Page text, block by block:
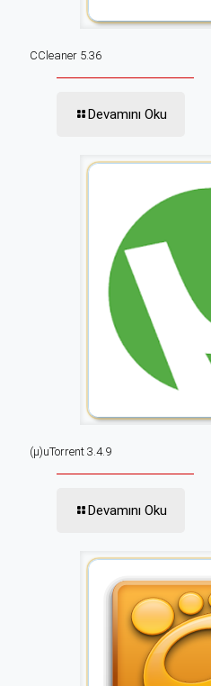
CCleaner 5.36
Devamını Oku
(µ)uTorrent 3.4.9
Devamını Oku